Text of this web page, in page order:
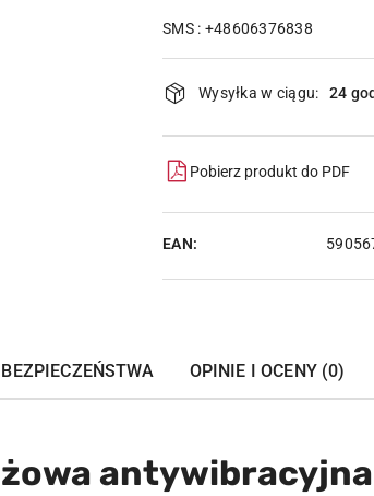
SMS : +48606376838
Dostępność
i
dostawa
Wysyłka w ciągu: 24
Pobierz produkt do PDF
EAN:
OPINIE I OCENY (0)
antywibracyjna